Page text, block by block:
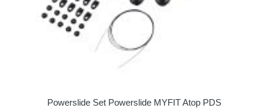
Powerslide Set Powerslide MYFIT Atop PDS